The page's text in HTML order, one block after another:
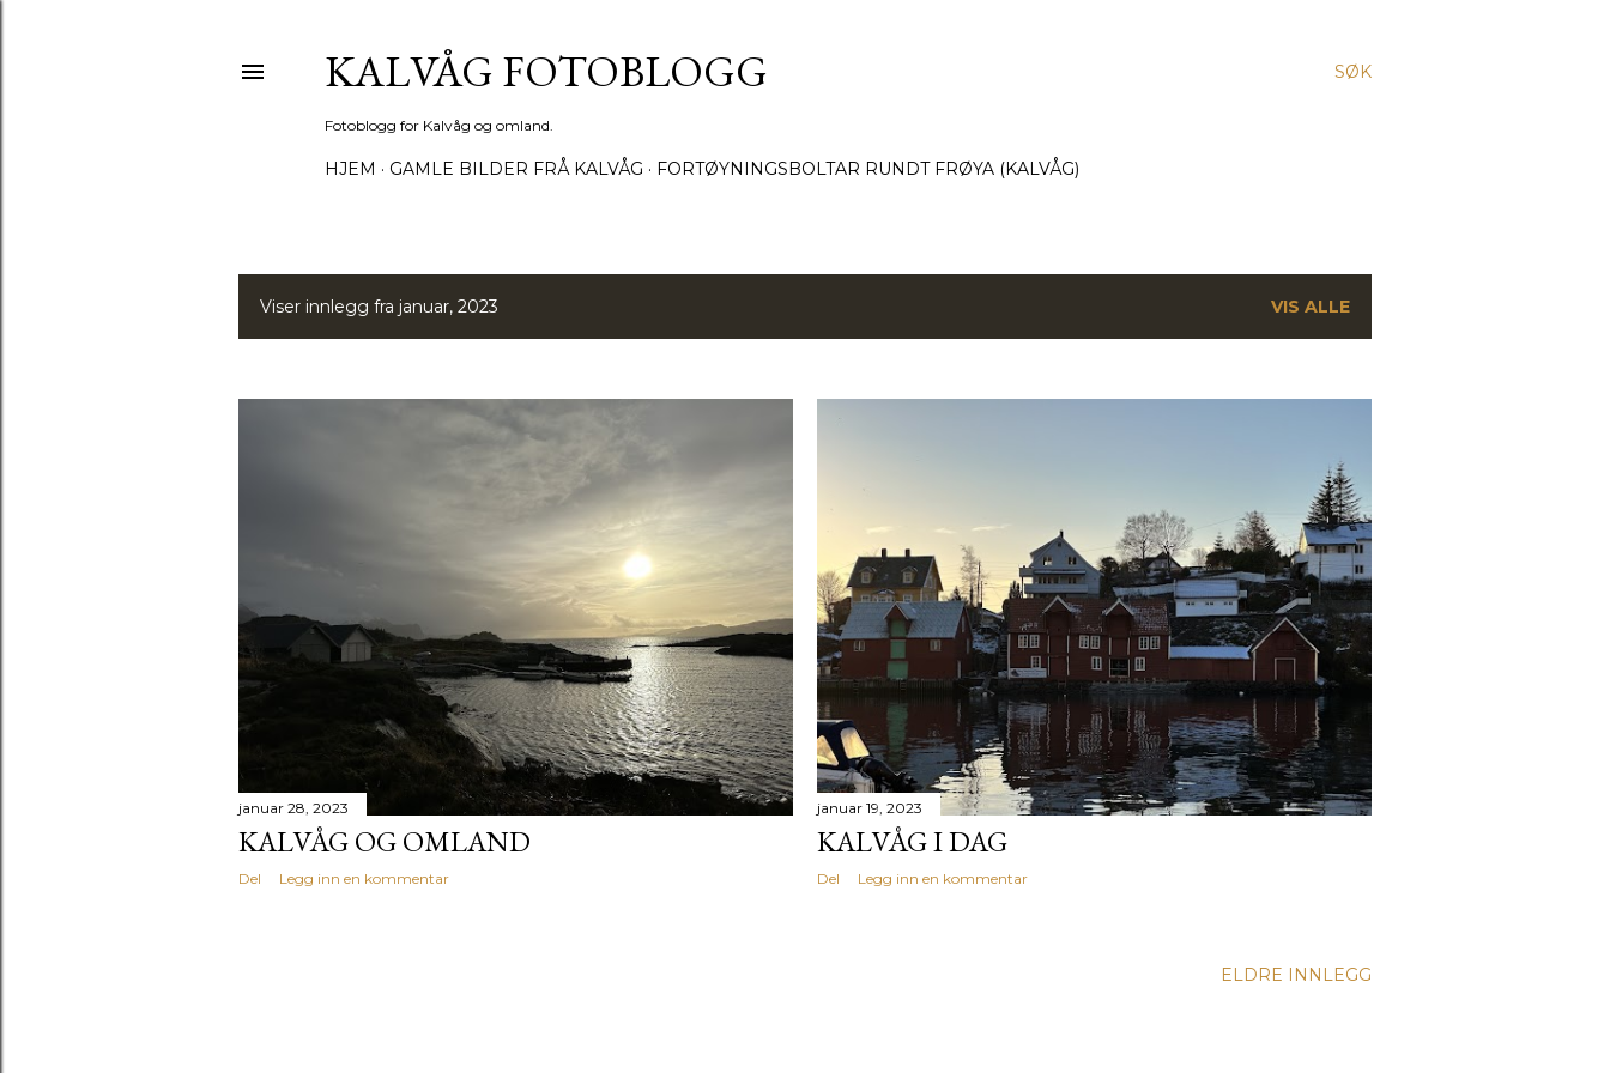
SØK
KALVÅG FOTOBLOGG
Fotoblogg for Kalvåg og omland.
HJEM GAMLE BILDER FRÅ KALVÅG FORTØYNINGSBOLTAR RUNDT FRØYA (KALVÅG)
I
g
Viser innlegg fra januar, 2023 VIS ALLE
januar 28, 2023
KALVÅG OG OMLAND
Del Legg inn en kommentar
januar 19, 2023
KALVÅG I DAG
Del Legg inn en kommentar
ELDRE INNLEGG